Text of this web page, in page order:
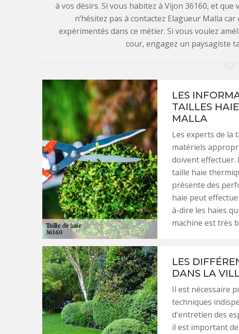
à vos désirs. Si vous habitez à Vijon 36160, et
n’hésitez pas à contactez Elagueur Malla
expérimentés dans ce métier. Si vous voulez
cour, engagez un paysagiste
LES
TAILLES
MALLA
Les experts de la
matériels
doivent effectuer.
taille haie
présente des
haie peut
à-dire les haies
machine est très
LES
DANS LA
Il est nécessaire
techniques
d'entretien des
il est important